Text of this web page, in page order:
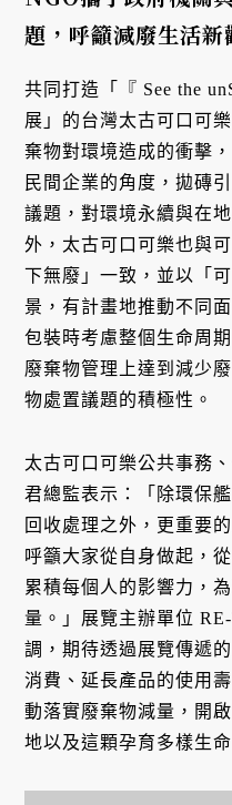
題，呼籲減廢生活新
共同打造「『 See the
展」的台灣太古可口可
棄物對環境造成的衝擊
民間企業的角度，拋磚
議題，對環境永續與在
外，太古可口可樂也與
下無廢」一致，並以「
景，有計畫地推動不同
包裝時考慮整個生命周
廢棄物管理上達到減少
物處置議題的積極性。
太古可口可樂公共事務
君總監表示：「除環保
回收處理之外，更重要
呼籲大家從自身做起，
累積每個人的影響力，
量。」展覽主辦單位
調，期待透過展覽傳遞
消費、延長產品的使用
動落實廢棄物減量，開
地以及這顆孕育多樣生